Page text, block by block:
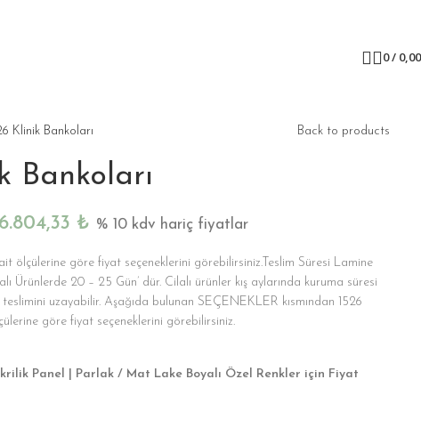
0/
Klinik Bankoları Back to products
Bankoları
₺ % 10 kdv hariç fiyatlar
ait ölçülerine göre fiyat seçeneklerini görebilirsiniz.Teslim Süresi Lamine
Ürünlerde 20 – 25 Gün’ dür. Cilalı ürünler kış aylarında kuruma süresi
uzayabilir. Aşağıda bulunan SEÇENEKLER kısmından 1526
göre fiyat seçeneklerini görebilirsiniz.
Panel | Parlak / Mat Lake Boyalı Özel Renkler için Fiyat